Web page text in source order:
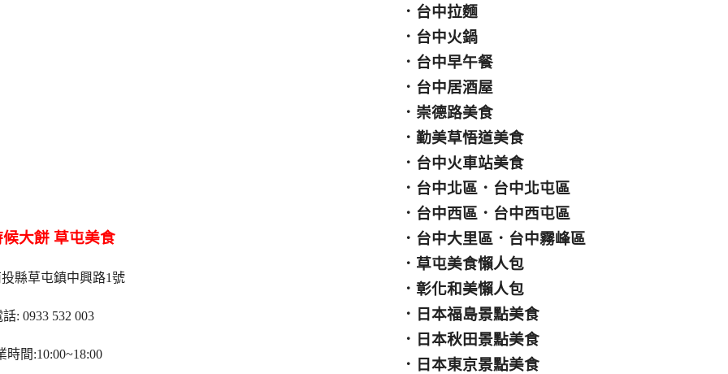
大餅 草屯美食
縣草屯鎮中興路1號
: 0933 532 003
時間:10:00~18:00
． 台中拉麵
． 台中火鍋
． 台中早午餐
． 台中居酒屋
． 崇德路美食
．勤美草悟道美食
． 台中火車站美食
． 台中北區 ． 台中北屯區
． 台中西區 ． 台中西屯區
． 台中大里區 ． 台中霧峰區
． 草屯美食懶人包
．彰化和美懶人包
． 日本福島景點美食
． 日本秋田景點美食
． 日本東京景點美食